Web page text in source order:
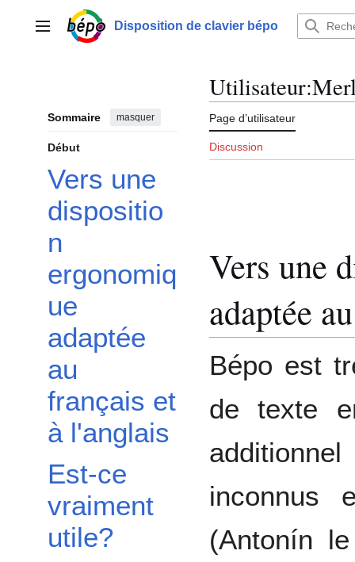
contenuMenu principalDisposition de clavier bépo
Sommaire masquer
Début
Vers une
dispositio
n
ergonomiq
ue
adaptée
au
français et
à l'anglais
Est-ce
vraiment
utile?
Utilisateur:
Page d’utilisateur
Discussion
Vers une
adaptée
Bépo est
de texte
inconnus
(Antonín